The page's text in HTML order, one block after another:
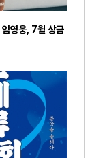
임영웅, 7월 상금